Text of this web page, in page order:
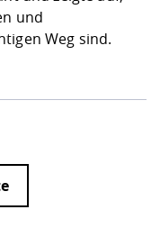
Fremdsprachen
und
Weg sind.